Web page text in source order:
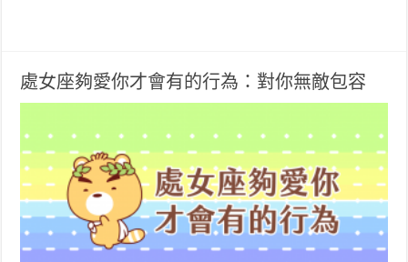
處女座夠愛你才會有的行為：對你無敵包容